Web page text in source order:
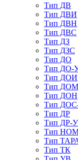
Тип ДВ
Тип ДВИ
Тип ДВН
Тип ДВС
Тип ДЗ
Тип ДЗС
Тип ДО
Тип ДО-
Тип ДОИ
Тип ДОМ
Тип ДОН
Тип
Тип ДР
Тип ДР-
Тип
Тип
Тип ТК